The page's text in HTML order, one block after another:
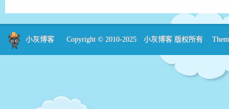
小灰博客 Copyright © 2010-2025小灰博客 版权所有